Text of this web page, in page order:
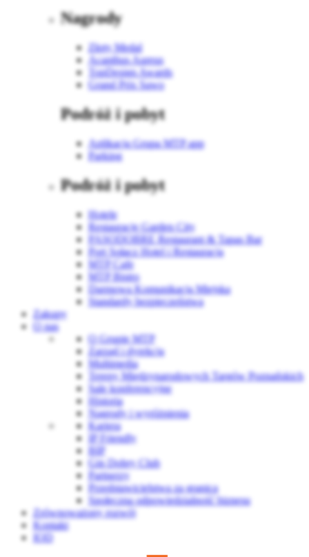
Nagrody
Złoty Medal
Acanthus Aureus
TopDesign Awards
Grand Prix Sawo
Podróż i pobyt
Aplikacja Grupa MTP app
Parking
Podróż i pobyt
Hotele
Restauracje Garden City
PASODOBRE Restaurant & Tapas Bar
Port Sołacz Hotel i Restauracja
MTP Cafe
MTP Bistro
Darmowa Komunikacja Miejska
Standardy bezpieczeństwa
Zakupy
O nas
O Grupie MTP
Zarząd i dyrekcja
Multimedia
Tereny Międzynarodowych Targów Poznańskich
Sale konferencyjne
Historia
Nagrody i wyróżnienia
Kariera
IP Friendly
BIP
Gin Dobry Club
Partnerzy
Przedstawicielstwa za granicą
Społeczna odpowiedzialność biznesu
Zrównoważony rozwój
Kontakt
IOD